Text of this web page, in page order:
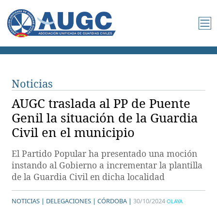
Noticias
AUGC traslada al PP de Puente
Genil la situación de la Guardia
Civil en el municipio
El Partido Popular ha presentado una moción
instando al Gobierno a incrementar la plantilla
de la Guardia Civil en dicha localidad
NOTICIAS | DELEGACIONES | CÓRDOBA | 30/10/2024 OLAYA